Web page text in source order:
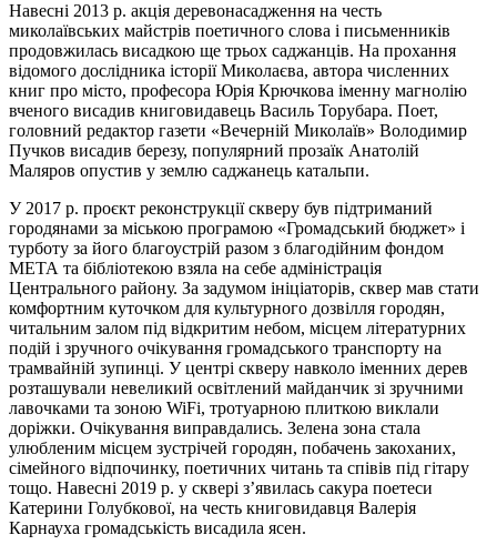
Навесні 2013 р. акція деревонасадження на честь
миколаївських майстрів поетичного слова і письменників
продовжилась висадкою ще трьох саджанців. На прохання
відомого дослідника історії Миколаєва, автора численних
книг про місто, професора Юрія Крючкова іменну магнолію
вченого висадив книговидавець Василь Торубара. Поет,
головний редактор газети «Вечерній Миколаїв» Володимир
Пучков висадив березу, популярний прозаїк Анатолій
Маляров опустив у землю саджанець катальпи.
У 2017 р. проєкт реконструкції скверу був підтриманий
городянами за міською програмою «Громадський бюджет» і
турботу за його благоустрій разом з благодійним фондом
МЕТА та бібліотекою взяла на себе адміністрація
Центрального району. За задумом ініціаторів, сквер мав стати
комфортним куточком для культурного дозвілля городян,
читальним залом під відкритим небом, місцем літературних
подій і зручного очікування громадського транспорту на
трамвайній зупинці. У центрі скверу навколо іменних дерев
розташували невеликий освітлений майданчик зі зручними
лавочками та зоною WiFi, тротуарною плиткою виклали
доріжки. Очікування виправдались. Зелена зона стала
улюбленим місцем зустрічей городян, побачень закоханих,
сімейного відпочинку, поетичних читань та співів під гітару
тощо. Навесні 2019 р. у сквері з’явилась сакура поетеси
Катерини Голубкової, на честь книговидавця Валерія
Карнауха громадськість висадила ясен.